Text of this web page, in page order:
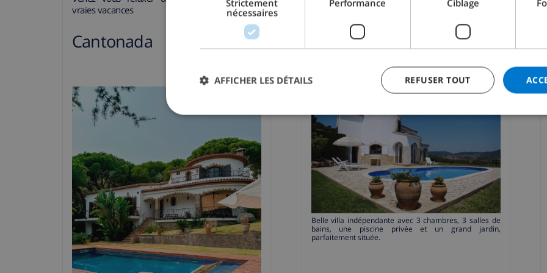
vraies vacances
Cantonada Fantastica
Belle villa indépendante avec 3 chambres, 3 salles de
bains, une piscine privée et un grand jardin,
parfaitement située.
Strictement
nécessaires
Performance Ciblage
REFUSER TOUT
AFFICHER LES DÉTAILS